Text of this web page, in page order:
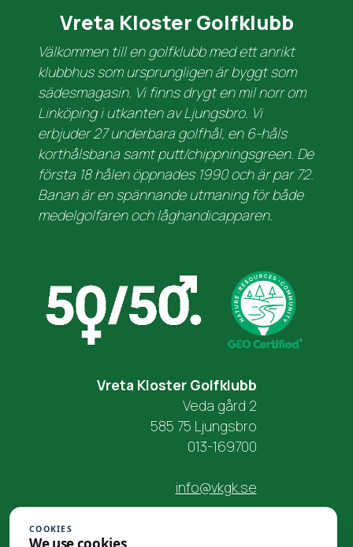
Vreta Kloster Golfklubb
Välkommen till en golfklubb med ett anrikt
klubbhus som ursprungligen är byggt som
sädesmagasin. Vi finns drygt en mil norr om
Linköping i utkanten av Ljungsbro. Vi
erbjuder 27 underbara golfhål, en 6-håls
korthålsbana samt putt/chippningsgreen. De
första 18 hålen öppnades 1990 och är par 72.
Banan är en spännande utmaning för både
medelgolfaren och låghandicapparen.
Vreta Kloster Golfklubb
Veda gård 2
585 75 Ljungsbro
013-169700
info@vkgk.se
COOKIES